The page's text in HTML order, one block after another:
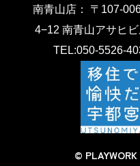
南青山店
〒107-
4−12 南青山アサヒ
TEL:050-5526-
©